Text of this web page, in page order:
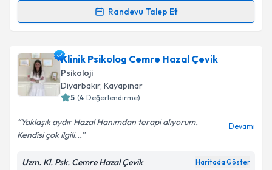
kapsamda işlenmesini kabul ediyorum.
Randevu Talep Et
Randevu Takvimi Talebi
Psk. Dan. İrem Kağanarslaniçin randevu takvimi
talebi oluşturun. Size bu uzmandan randevu almanız
için bir takvim hazırlandığında e-posta ile
bilgilendireceğiz.
E-posta Adresiniz
Klinik Psikolog Cemre Hazal Çevik
Psikoloji
Diyarbakır, Kayapınar
5 (4 Değerlendirme)
Yaklaşık aydır Hazal Hanımdan terapi alıyorum.
Kendisi çok ilgili...
Devamı
Uzm. Kl. Psk. Cemre Hazal Çevik Haritada Göster